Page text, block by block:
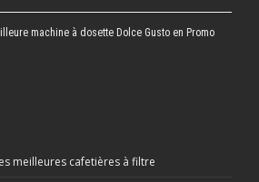
machine à dosette Dolce Gusto en Promo
meilleures cafetières à filtre